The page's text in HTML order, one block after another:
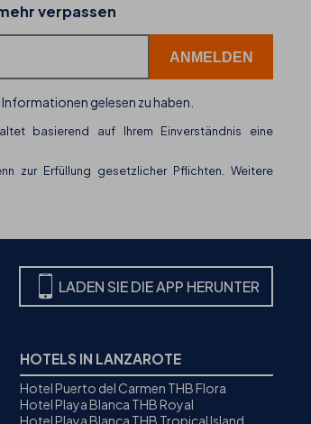
führt WhatsApp als neuen
Kanal ein
verpassen
gelesen zu haben.
basierend auf Ihrem Einverständnis eine
zur Erfüllung gesetzlicher Pflichten. Weitere
LADEN SIE DIE APP HERUNTER
HOTELS IN LANZAROTE
Hotel Puerto del Carmen THB Flora
Hotel Playa Blanca THB Royal
Hotel Playa Blanca THB Tropical Island